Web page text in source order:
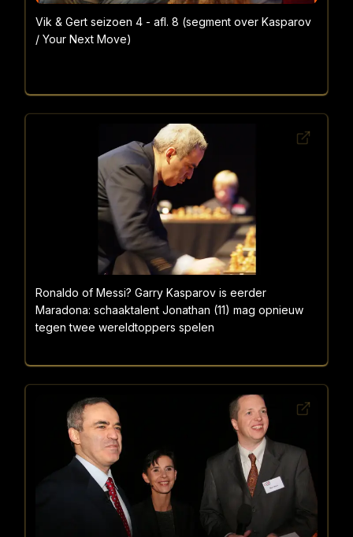
Vik & Gert seizoen 4 - afl. 8 (segment over Kasparov
/ Your Next Move)
Ronaldo of Messi? Garry Kasparov is eerder
Maradona: schaaktalent Jonathan (11) mag opnieuw
tegen twee wereldtoppers spelen